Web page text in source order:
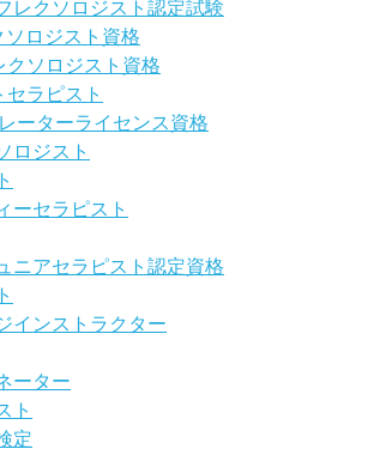
レクソロジスト認定試験
ソロジスト資格
ソロジスト資格
ラピスト
ーターライセンス資格
ロジスト
ーセラピスト
ニアセラピスト認定資格
インストラクター
ーター
ト
定